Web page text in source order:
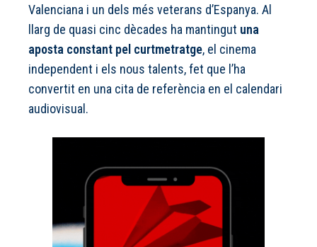
Valenciana i un dels més veterans d’Espanya. Al
llarg de quasi cinc dècades ha mantingut una
aposta constant pel curtmetratge, el cinema
independent i els nous talents, fet que l’ha
convertit en una cita de referència en el calendari
audiovisual.